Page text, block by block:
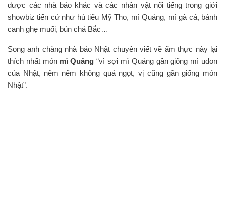
được các nhà báo khác và các nhân vật nổi tiếng trong giới
showbiz tiến cử như hủ tiếu Mỹ Tho, mì Quảng, mì gà cá, bánh
canh ghẹ muối, bún chả Bắc…
Song anh chàng nhà báo Nhật chuyên viết về ẩm thực này lại
thích nhất món mì Quảng “vì sợi mì Quảng gần giống mì udon
của Nhật, nêm nếm không quá ngọt, vị cũng gần giống món
Nhật”.